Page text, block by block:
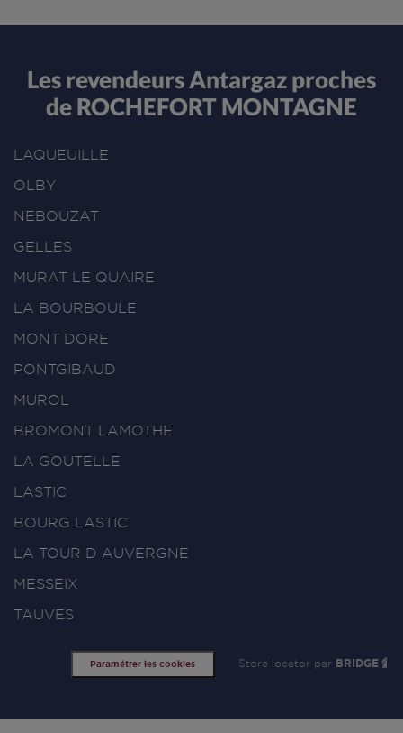
Les revendeurs Antargaz proches
de ROCHEFORT MONTAGNE
LAQUEUILLE
OLBY
NEBOUZAT
GELLES
MURAT LE QUAIRE
LA BOURBOULE
MONT DORE
PONTGIBAUD
MUROL
BROMONT LAMOTHE
LA GOUTELLE
LASTIC
BOURG LASTIC
LA TOUR D AUVERGNE
MESSEIX
TAUVES
Paramétrer les cookies Store locator par BRIDGE